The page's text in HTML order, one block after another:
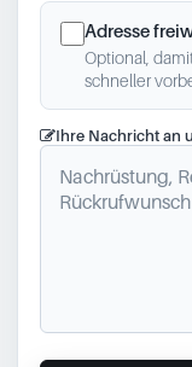
Adresse
Optional,
schneller
Ihre Nachricht an